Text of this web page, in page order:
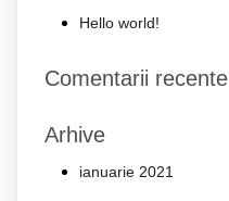
Hello world!
Comentarii recente
Arhive
ianuarie 2021